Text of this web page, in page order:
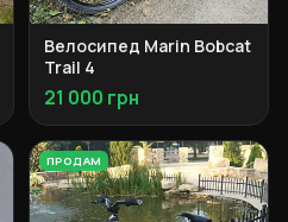
Велосипед Marin Bobcat
Trail 4
21 000 грн
ПРОДАМ